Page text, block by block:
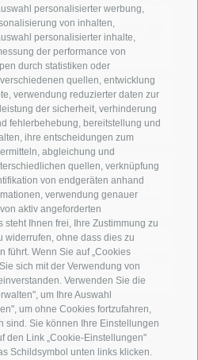
personalisierter werbung,
von inhalten,
personalisierter inhalte,
der performance von
durch statistiken oder
quellen, entwicklung
verwendung reduzierter daten zur
der sicherheit, verhinderung
fehlerbehebung, bereitstellung und
ihre entscheidungen zum
abgleichung und
quellen, verknüpfung
von endgeräten anhand
verwendung genauer
aktiv angeforderten
Ihnen frei, Ihre Zustimmung zu
widerrufen, ohne dass dies zu
führt. Wenn Sie auf „Cookies
sich mit der Verwendung von
Verwenden Sie die
um Ihre Auswahl
um ohne Cookies fortzufahren,
sind. Sie können Ihre Einstellungen
den Link „Cookie-Einstellungen"
Schildsymbol unten links klicken.